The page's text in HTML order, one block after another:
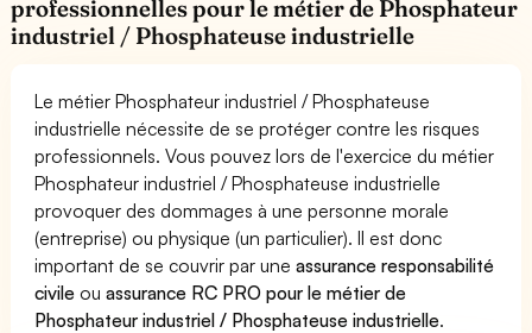
professionnelles pour le métier de Phosphateur
industriel / Phosphateuse industrielle
Le métier Phosphateur industriel / Phosphateuse
industrielle nécessite de se protéger contre les risques
professionnels. Vous pouvez lors de l'exercice du métier
Phosphateur industriel / Phosphateuse industrielle
provoquer des dommages à une personne morale
(entreprise) ou physique (un particulier). Il est donc
important de se couvrir par uneassurance responsabilité
civile ouassurance RC PRO pour le métier de
Phosphateur industriel / Phosphateuse industrielle.